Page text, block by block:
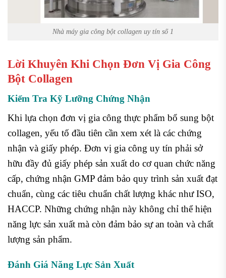
Nhà máy gia công bột collagen uy tín số 1
Lời Khuyên Khi Chọn Đơn Vị Gia Công
Bột Collagen
Kiểm Tra Kỹ Lưỡng Chứng Nhận
Khi lựa chọn đơn vị gia công thực phẩm bổ sung bột
collagen, yếu tố đầu tiên cần xem xét là các chứng
nhận và giấy phép. Đơn vị gia công uy tín phải sở
hữu đầy đủ giấy phép sản xuất do cơ quan chức năng
cấp, chứng nhận GMP đảm bảo quy trình sản xuất đạt
chuẩn, cùng các tiêu chuẩn chất lượng khác như ISO,
HACCP. Những chứng nhận này không chỉ thể hiện
năng lực sản xuất mà còn đảm bảo sự an toàn và chất
lượng sản phẩm.
Đánh Giá Năng Lực Sản Xuất